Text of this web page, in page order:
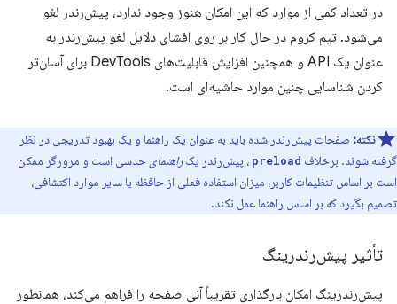
در تعداد کمی از موارد که این امکان هنوز وجود ندارد، پیش‌رندر لغو
می‌شود. تیم کروم در حال کار بر روی افشای دلایل لغو پیش‌رندر به
عنوان یک API و همچنین افزایش قابلیت‌های DevTools برای آسان‌تر
کردن شناسایی چنین موارد حاشیه‌ای است.
نکته: صفحات پیش‌رندر شده باید به عنوان یک راهنما و یک بهبود تدریجی در نظر
گرفته شوند. برخلاف preload ، پیش‌رندر یک راهنمای حدسی است و مرورگر ممکن
است بر اساس تنظیمات کاربر، میزان استفاده فعلی از حافظه یا سایر موارد اکتشافی،
تصمیم بگیرد که بر اساس راهنما عمل نکند.
تأثیر پیش‌رندرینگ
پیش‌رندرینگ امکان بارگذاری تقریباً آنی صفحه را فراهم می‌کند، همانطور